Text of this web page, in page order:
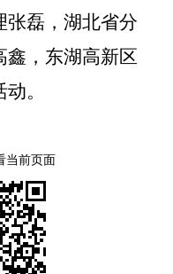
张磊，湖北省分
鑫，东湖高新区
。
当前页面